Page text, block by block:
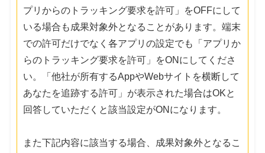
プリからのトラッキング要求を許可」をOFFにして
いる場合も成果対象外となることがあります。端末
での許可だけでなく各アプリの設定でも「アプリか
らのトラッキング要求を許可」をONにしてくださ
い。「他社が所有するAppやWebサイトを横断して
あなたを追跡する許可」が表示された場合はOKと
回答していただくと該当設定がONになります。
また下記内容に該当する場合、成果対象外となるこ